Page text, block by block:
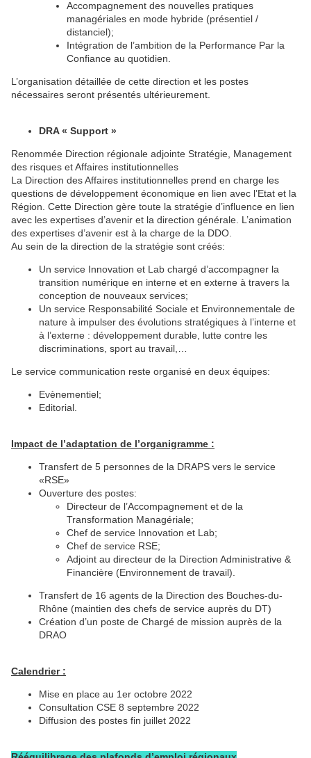
Accompagnement des nouvelles pratiques
managériales en mode hybride (présentiel /
distanciel);
Intégration de l’ambition de la Performance Par la
Confiance au quotidien.
L’organisation détaillée de cette direction et les postes
nécessaires seront présentés ultérieurement.
DRA « Support »
Renommée Direction régionale adjointe Stratégie, Management
des risques et Affaires institutionnelles
La Direction des Affaires institutionnelles prend en charge les
questions de développement économique en lien avec l’Etat et la
Région. Cette Direction gère toute la stratégie d’influence en lien
avec les expertises d’avenir et la direction générale. L’animation
des expertises d’avenir est à la charge de la DDO.
Au sein de la direction de la stratégie sont créés:
Un service Innovation et Lab chargé d’accompagner la
transition numérique en interne et en externe à travers la
conception de nouveaux services;
Un service Responsabilité Sociale et Environnementale de
nature à impulser des évolutions stratégiques à l’interne et
à l’externe : développement durable, lutte contre les
discriminations, sport au travail,…
Le service communication reste organisé en deux équipes:
Evènementiel;
Editorial.
Impact de l’adaptation de l’organigramme :
Transfert de 5 personnes de la DRAPS vers le service
«RSE»
Ouverture des postes:
Directeur de l’Accompagnement et de la
Transformation Managériale;
Chef de service Innovation et Lab;
Chef de service RSE;
Adjoint au directeur de la Direction Administrative &
Financière (Environnement de travail).
Transfert de 16 agents de la Direction des Bouches-du-
Rhône (maintien des chefs de service auprès du DT)
Création d’un poste de Chargé de mission auprès de la
DRAO
Calendrier :
Mise en place au 1er octobre 2022
Consultation CSE 8 septembre 2022
Diffusion des postes fin juillet 2022